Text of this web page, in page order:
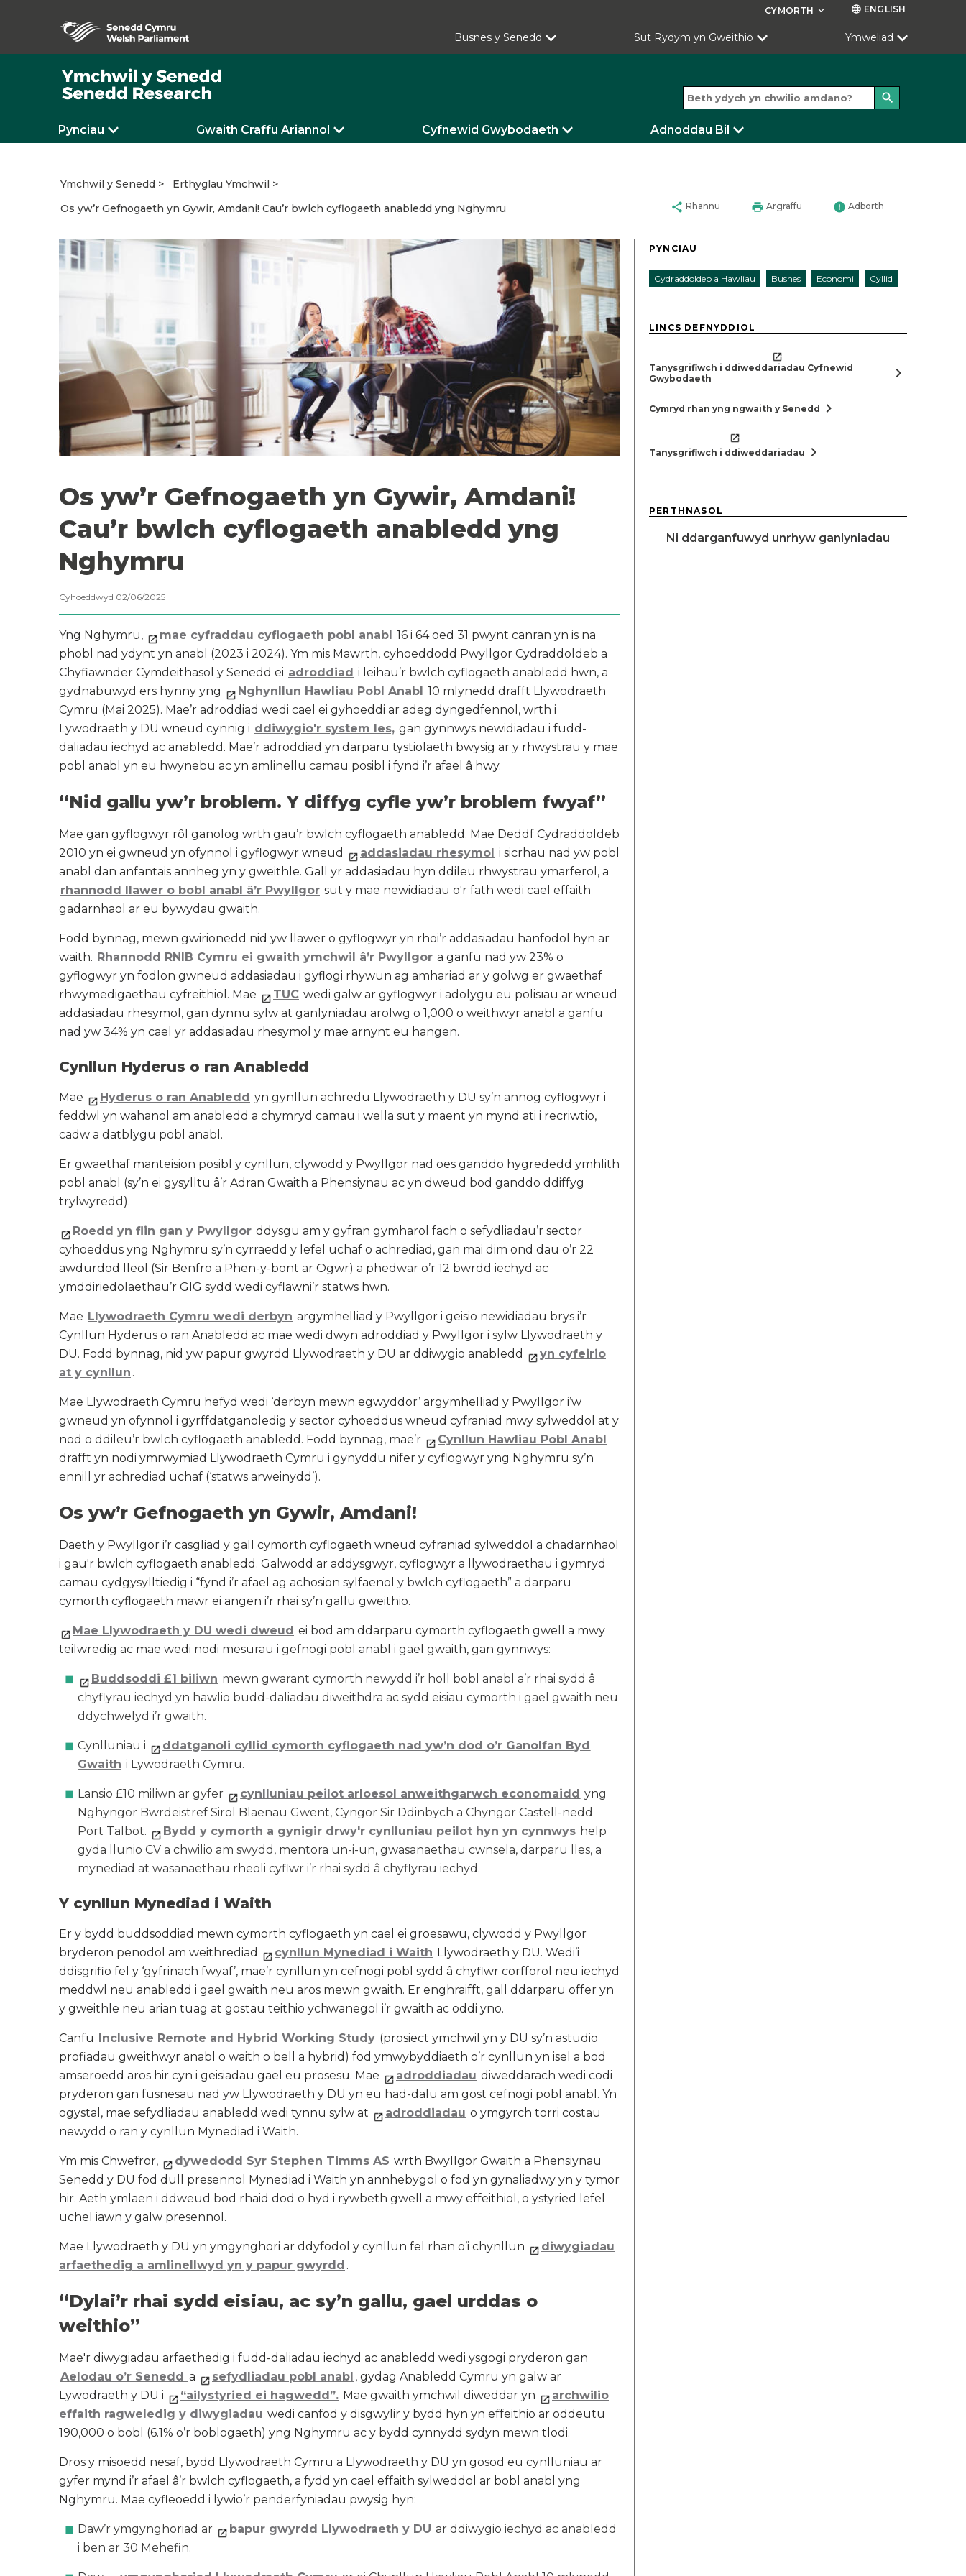
CYMORTH keyboard_arrow_down language ENGLISH
Busnes y Senedd Sut Rydym yn Gweithio Ymweliad
search
Pynciau Gwaith Craffu Ariannol Cyfnewid Gwybodaeth Adnoddau Bil
Ymchwil y Senedd
Erthyglau Ymchwil
Os yw’r Gefnogaeth yn Gywir, Amdani! Cau’r bwlch cyflogaeth anabledd yng Nghymru
share Rhannu print Argraffu error Adborth
Os yw’r Gefnogaeth yn Gywir, Amdani!
Cau’r bwlch cyflogaeth anabledd yng
Nghymru
Cyhoeddwyd 02/06/2025
Yng Nghymru, mae cyfraddau cyflogaeth pobl anabl 16 i 64 oed 31 pwynt canran yn is na
phobl nad ydynt yn anabl (2023 i 2024). Ym mis Mawrth, cyhoeddodd Pwyllgor Cydraddoldeb a
Chyfiawnder Cymdeithasol y Senedd ei adroddiad i leihau’r bwlch cyflogaeth anabledd hwn, a
gydnabuwyd ers hynny yng
Nghynllun Hawliau Pobl Anabl 10 mlynedd drafft Llywodraeth
Cymru (Mai 2025). Mae’r adroddiad wedi cael ei gyhoeddi ar adeg dyngedfennol, wrth i
Lywodraeth y DU wneud cynnig i ddiwygio'r system les, gan gynnwys newidiadau i fudd-
daliadau iechyd ac anabledd. Mae’r adroddiad yn darparu tystiolaeth bwysig ar y rhwystrau y mae
pobl anabl yn eu hwynebu ac yn amlinellu camau posibl i fynd i’r afael â hwy.
“Nid gallu yw’r broblem. Y diffyg cyfle yw’r broblem fwyaf”
Mae gan gyflogwyr rôl ganolog wrth gau’r bwlch cyflogaeth anabledd. Mae Deddf Cydraddoldeb
2010 yn ei gwneud yn ofynnol i gyflogwyr wneud
addasiadau rhesymol i sicrhau nad yw pobl
anabl dan anfantais annheg yn y gweithle. Gall yr addasiadau hyn ddileu rhwystrau ymarferol, a
rhannodd llawer o bobl anabl â’r Pwyllgor sut y mae newidiadau o'r fath wedi cael effaith
gadarnhaol ar eu bywydau gwaith.
Fodd bynnag, mewn gwirionedd nid yw llawer o gyflogwyr yn rhoi’r addasiadau hanfodol hyn ar
waith. Rhannodd RNIB Cymru ei gwaith ymchwil â’r Pwyllgor a ganfu nad yw 23% o
gyflogwyr yn fodlon gwneud addasiadau i gyflogi rhywun ag amhariad ar y golwg er gwaethaf
rhwymedigaethau cyfreithiol. Mae
TUC wedi galw ar gyflogwyr i adolygu eu polisïau ar wneud
addasiadau rhesymol, gan dynnu sylw at ganlyniadau arolwg o 1,000 o weithwyr anabl a ganfu
nad yw 34% yn cael yr addasiadau rhesymol y mae arnynt eu hangen.
Cynllun Hyderus o ran Anabledd
Mae Hyderus o ran Anabledd yn gynllun achredu Llywodraeth y DU sy’n annog cyflogwyr i
feddwl yn wahanol am anabledd a chymryd camau i wella sut y maent yn mynd ati i recriwtio,
cadw a datblygu pobl anabl.
Er gwaethaf manteision posibl y cynllun, clywodd y Pwyllgor nad oes ganddo hygrededd ymhlith
pobl anabl (sy’n ei gysylltu â’r Adran Gwaith a Phensiynau ac yn dweud bod ganddo ddiffyg
trylwyredd).
Roedd yn flin gan y Pwyllgor ddysgu am y gyfran gymharol fach o sefydliadau’r sector
cyhoeddus yng Nghymru sy’n cyrraedd y lefel uchaf o achrediad, gan mai dim ond dau o’r 22
awdurdod lleol (Sir Benfro a Phen-y-bont ar Ogwr) a phedwar o’r 12 bwrdd iechyd ac
ymddiriedolaethau’r GIG sydd wedi cyflawni’r statws hwn.
Mae Llywodraeth Cymru wedi derbyn argymhelliad y Pwyllgor i geisio newidiadau brys i’r
Cynllun Hyderus o ran Anabledd ac mae wedi dwyn adroddiad y Pwyllgor i sylw Llywodraeth y
DU. Fodd bynnag, nid yw papur gwyrdd Llywodraeth y DU ar ddiwygio anabledd
yn cyfeirio
at y cynllun .
Mae Llywodraeth Cymru hefyd wedi ‘derbyn mewn egwyddor’ argymhelliad y Pwyllgor i’w
gwneud yn ofynnol i gyrffdatganoledig y sector cyhoeddus wneud cyfraniad mwy sylweddol at y
nod o ddileu’r bwlch cyflogaeth anabledd. Fodd bynnag, mae’r
Cynllun Hawliau Pobl Anabl
drafft yn nodi ymrwymiad Llywodraeth Cymru i gynyddu nifer y cyflogwyr yng Nghymru sy’n
ennill yr achrediad uchaf (‘statws arweinydd’).
Os yw’r Gefnogaeth yn Gywir, Amdani!
Daeth y Pwyllgor i’r casgliad y gall cymorth cyflogaeth wneud cyfraniad sylweddol a chadarnhaol
i gau'r bwlch cyflogaeth anabledd. Galwodd ar addysgwyr, cyflogwyr a llywodraethau i gymryd
camau cydgysylltiedig i “fynd i’r afael ag achosion sylfaenol y bwlch cyflogaeth” a darparu
cymorth cyflogaeth mawr ei angen i’r rhai sy’n gallu gweithio.
Mae Llywodraeth y DU wedi dweud ei bod am ddarparu cymorth cyflogaeth gwell a mwy
teilwredig ac mae wedi nodi mesurau i gefnogi pobl anabl i gael gwaith, gan gynnwys:
Buddsoddi £1 biliwn mewn gwarant cymorth newydd i’r holl bobl anabl a’r rhai sydd â
chyflyrau iechyd yn hawlio budd-daliadau diweithdra ac sydd eisiau cymorth i gael gwaith neu
ddychwelyd i’r gwaith.
Cynlluniau i
ddatganoli cyllid cymorth cyflogaeth nad yw’n dod o’r Ganolfan Byd
Gwaith i Lywodraeth Cymru.
Lansio £10 miliwn ar gyfer cynlluniau peilot arloesol anweithgarwch economaidd yng
Nghyngor Bwrdeistref Sirol Blaenau Gwent, Cyngor Sir Ddinbych a Chyngor Castell-nedd
Port Talbot.
Bydd y cymorth a gynigir drwy'r cynlluniau peilot hyn yn cynnwys help
gyda llunio CV a chwilio am swydd, mentora un-i-un, gwasanaethau cwnsela, darparu lles, a
mynediad at wasanaethau rheoli cyflwr i’r rhai sydd â chyflyrau iechyd.
Y cynllun Mynediad i Waith
Er y bydd buddsoddiad mewn cymorth cyflogaeth yn cael ei groesawu, clywodd y Pwyllgor
bryderon penodol am weithrediad
cynllun Mynediad i Waith Llywodraeth y DU. Wedi’i
ddisgrifio fel y ‘gyfrinach fwyaf’, mae’r cynllun yn cefnogi pobl sydd â chyflwr corfforol neu iechyd
meddwl neu anabledd i gael gwaith neu aros mewn gwaith. Er enghraifft, gall ddarparu offer yn
y gweithle neu arian tuag at gostau teithio ychwanegol i’r gwaith ac oddi yno.
Canfu Inclusive Remote and Hybrid Working Study (prosiect ymchwil yn y DU sy’n astudio
profiadau gweithwyr anabl o waith o bell a hybrid) fod ymwybyddiaeth o’r cynllun yn isel a bod
amseroedd aros hir cyn i geisiadau gael eu prosesu. Mae
adroddiadau diweddarach wedi codi
pryderon gan fusnesau nad yw Llywodraeth y DU yn eu had-dalu am gost cefnogi pobl anabl. Yn
ogystal, mae sefydliadau anabledd wedi tynnu sylw at
adroddiadau o ymgyrch torri costau
newydd o ran y cynllun Mynediad i Waith.
Ym mis Chwefror, dywedodd Syr Stephen Timms AS wrth Bwyllgor Gwaith a Phensiynau
Senedd y DU fod dull presennol Mynediad i Waith yn annhebygol o fod yn gynaliadwy yn y tymor
hir. Aeth ymlaen i ddweud bod rhaid dod o hyd i rywbeth gwell a mwy effeithiol, o ystyried lefel
uchel iawn y galw presennol.
Mae Llywodraeth y DU yn ymgynghori ar ddyfodol y cynllun fel rhan o’i chynllun
diwygiadau
arfaethedig a amlinellwyd yn y papur gwyrdd .
“Dylai’r rhai sydd eisiau, ac sy’n gallu, gael urddas o
weithio”
Mae'r diwygiadau arfaethedig i fudd-daliadau iechyd ac anabledd wedi ysgogi pryderon gan
Aelodau o’r Senedd a sefydliadau pobl anabl , gydag Anabledd Cymru yn galw ar
Lywodraeth y DU i
“ailystyried ei hagwedd”. Mae gwaith ymchwil diweddar yn
archwilio
effaith ragweledig y diwygiadau wedi canfod y disgwylir y bydd hyn yn effeithio ar oddeutu
190,000 o bobl (6.1% o’r boblogaeth) yng Nghymru ac y bydd cynnydd sydyn mewn tlodi.
Dros y misoedd nesaf, bydd Llywodraeth Cymru a Llywodraeth y DU yn gosod eu cynlluniau ar
gyfer mynd i’r afael â’r bwlch cyflogaeth, a fydd yn cael effaith sylweddol ar bobl anabl yng
Nghymru. Mae cyfleoedd i lywio’r penderfyniadau pwysig hyn:
Daw’r ymgynghoriad ar bapur gwyrdd Llywodraeth y DU ar ddiwygio iechyd ac anabledd
i ben ar 30 Mehefin.
PYNCIAU
Cydraddoldeb a Hawliau Busnes Economi Cyllid
LINCS DEFNYDDIOL
Tanysgrifiwch i ddiweddariadau Cyfnewid
Gwybodaeth
chevron_right
Cymryd rhan yng ngwaith y Senedd chevron_right
Tanysgrifiwch i ddiweddariadau chevron_right
PERTHNASOL
Ni ddarganfuwyd unrhyw ganlyniadau